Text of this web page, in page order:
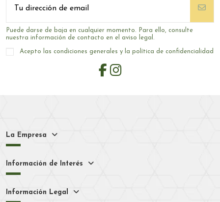
Puede darse de baja en cualquier momento. Para ello, consulte
nuestra información de contacto en el aviso legal.
Acepto las condiciones generales y la política de confidencialidad
La Empresa
Información de Interés
Información Legal